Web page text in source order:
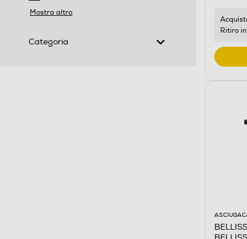
Filtra per Marca: BABYLISS
Mostra altro
Categoria
Ritiro